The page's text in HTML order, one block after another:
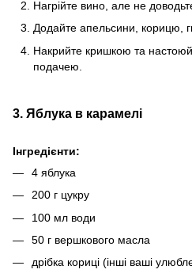
Нагрійте вино, але не
Додайте апельсини, корицю,
Накрийте кришкою та
подачею.
3. Яблука в карамелі
Інгредієнти:
4 яблука
200 г цукру
100 мл води
50 г вершкового масла
дрібка кориці (інші ваші